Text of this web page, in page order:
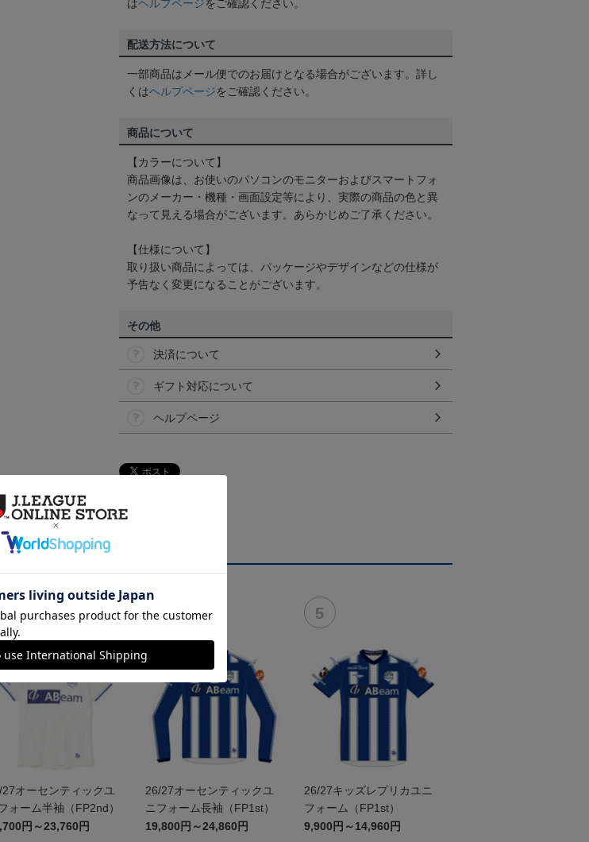
はヘルプページをご確認ください。
配送方法について
一部商品はメール便でのお届けとなる場合がございます。詳し
くはヘルプページをご確認ください。
商品について
【カラーについて】
商品画像は、お使いのパソコンのモニターおよびスマートフォ
ンのメーカー・機種・画面設定等により、実際の商品の色と異
なって見える場合がございます。あらかじめご了承ください。
【仕様について】
取り扱い商品によっては、パッケージやデザインなどの仕様が
予告なく変更になることがございます。
その他
決済について
ギフト対応について
ヘルプページ
27オーセンティックユ
ォーム半袖（FP2nd）
円～23,760円
26/27オーセンティックユ
ニフォーム長袖（FP1st）
19,800円～24,860円
26/27キッズレプリカユニ
フォーム（FP1st）
9,900円～14,960円